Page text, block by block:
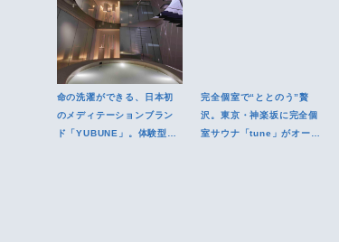
命の洗濯ができる、日本初
のメディテーションブラン
ド「YUBUNE」。体験型シ
完全個室で“ととのう”贅
沢。東京・神楽坂に完全個
室サウナ「tune」がオープ